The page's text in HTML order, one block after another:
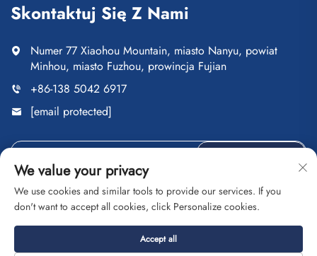
Skontaktuj Się Z Nami
Numer 77 Xiaohou Mountain, miasto Nanyu, powiat
Minhou, miasto Fuzhou, prowincja Fujian
+86-138 5042 6917
[email protected]
Copyright © Fuzhou Saipulang Trading Co., Ltd. Wszelkie
Polityka prywatności
We value your privacy
We use cookies and similar tools to provide our services. If you
don't want to accept all cookies, click Personalize cookies.
Accept all